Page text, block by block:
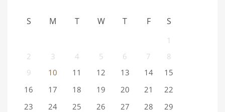
S M T W T F S
1
2
3 4 5 6 7
8
9
10 11 12 13 14
15
16
17 18 19 20 21
22
23
24 25 26 27 28
29